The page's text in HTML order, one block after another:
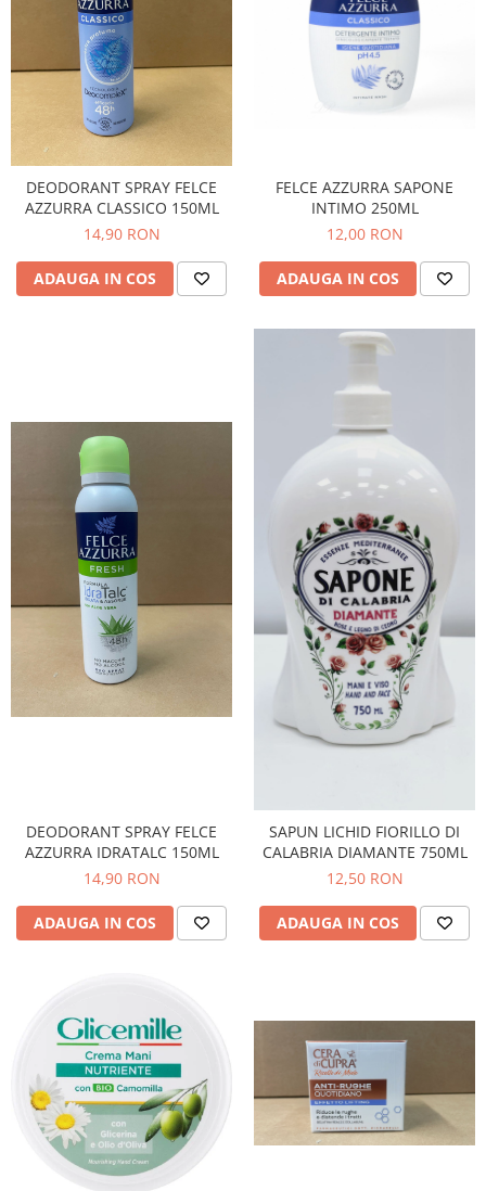
Bere italiana
Vinuri italiene
Bauturi aperitive, alcoolice
Apa italiana
Sucuri si bauturi racoritoare
Panettone cozonac italian,
Pandoro si Balocco
Produse fara gluten
Produse de panificatie
DEODORANT SPRAY FELCE
AZZURRA CLASSICO 150ML
14,90 RON
ADAUGA IN COS
FELCE AZZURRA SAPONE
INTIMO 250ML
12,00 RON
ADAUGA IN COS
DEODORANT SPRAY FELCE
AZZURRA IDRATALC 150ML
14,90 RON
ADAUGA IN COS
SAPUN LICHID FIORILLO DI
CALABRIA DIAMANTE 750ML
12,50 RON
ADAUGA IN COS